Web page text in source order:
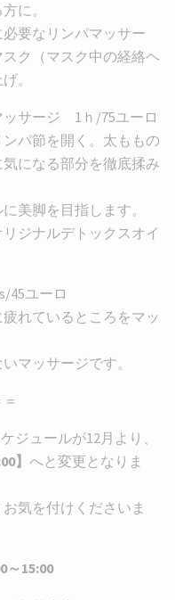
に。
要なリンパマッサー
ク（マスク中の経絡ヘ
。
サージ 1ｈ/75ユーロ
パ節を開く。太ももの
になる部分を徹底揉み
に美脚を目指します。
ジナルデトックスオイ
ユーロ
れているところをマッ
マッサージです。
ジュールが12月より、
】 へと変更となりま
気を付けくださいま
15:00